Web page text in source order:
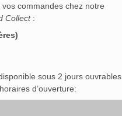
vos commandes chez notre
Collect:
sous 2 jours ouvrables
d’ouverture: